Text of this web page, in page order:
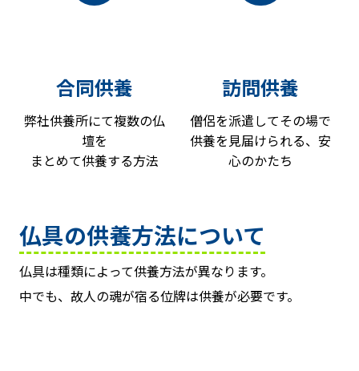
合同供養
弊社供養所にて複数の仏
壇を
まとめて供養する方法
訪問供養
僧侶を派遣してその場で
供養を見届けられる、安
心のかたち
仏具の供養方法について
仏具は種類によって供養方法が異なります。
中でも、故人の魂が宿る位牌は供養が必要です。